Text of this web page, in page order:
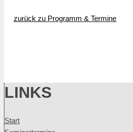
zurück zu Programm & Termine
LINKS
Start